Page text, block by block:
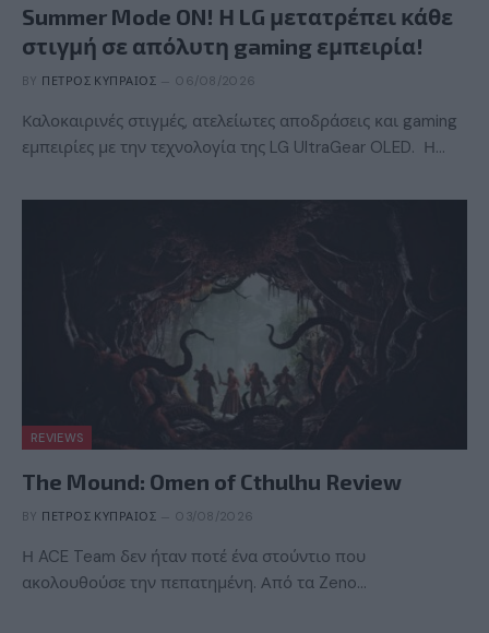
Summer Mode ON! Η LG μετατρέπει κάθε
στιγμή σε απόλυτη gaming εμπειρία!
BY ΠΈΤΡΟΣ ΚΥΠΡΑΊΟΣ 06/08/2026
Καλοκαιρινές στιγμές, ατελείωτες αποδράσεις και gaming
εμπειρίες με την τεχνολογία της LG UltraGear OLED. Η…
REVIEWS
The Mound: Omen of Cthulhu Review
BY ΠΈΤΡΟΣ ΚΥΠΡΑΊΟΣ 03/08/2026
Η ACE Team δεν ήταν ποτέ ένα στούντιο που
ακολουθούσε την πεπατημένη. Από τα Zeno…